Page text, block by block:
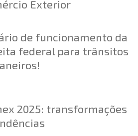
Exterior
de funcionamento da
federal para trânsitos
2025: transformações